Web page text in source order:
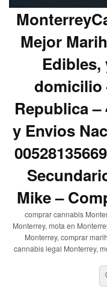
Mejor
Edibles,
domicilio
Republica –
y Envios
Mike –
comprar cannabis
Monterrey, mota en
Monterrey, comprar
cannabis legal Monterrey,